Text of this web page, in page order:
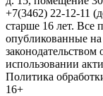
+7(3462) 22-12-11
старше 16 лет. Все
опубликованные
использовании
Политика
16+